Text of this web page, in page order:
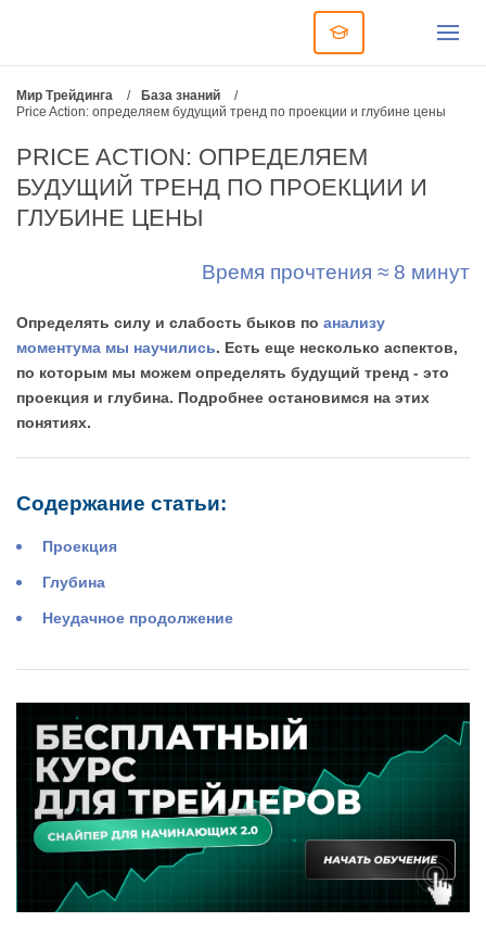
Мир Трейдинга / База знаний
/
Price Action: определяем будущий тренд по проекции и глубине цены
PRICE ACTION: ОПРЕДЕЛЯЕМ
БУДУЩИЙ ТРЕНД ПО ПРОЕКЦИИ И
ГЛУБИНЕ ЦЕНЫ
Время прочтения ≈ 8 минут
Определять силу и слабость быков по анализу
моментума мы научились. Есть еще несколько аспектов,
по которым мы можем определять будущий тренд - это
проекция и глубина. Подробнее остановимся на этих
понятиях.
Содержание статьи:
Проекция
Глубина
Неудачное продолжение